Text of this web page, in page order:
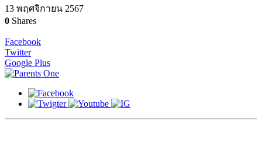
13 พฤศจิกายน 2567
0 Shares
Facebook
Twitter
Google Plus